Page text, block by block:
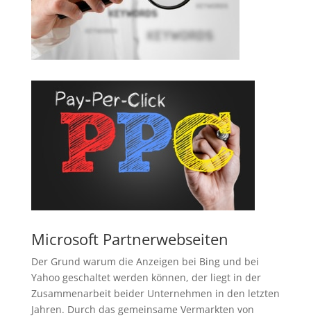
Microsoft Partnerwebseiten
Der Grund warum die Anzeigen bei Bing und bei
Yahoo geschaltet werden können, der liegt in der
Zusammenarbeit beider Unternehmen in den letzten
Jahren. Durch das gemeinsame Vermarkten von